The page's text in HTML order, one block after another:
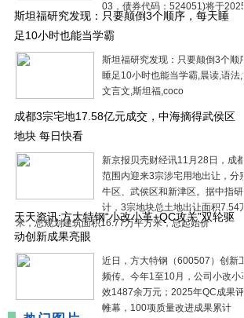
03，债券代码：524051)将于2025
斯坦福研究发现：只要颠倒3个顺序，每天睡
足10小时也能当学霸
斯坦福研究发现：只要颠倒3个顺
睡足10小时也能当学霸,晨读,语法,
文言文,斯坦福,coco
成都3宗宅地17.58亿元成交，中海摘得武侯区
地块 每日快看
新京报贝壳财经讯11月28日，成都
范围内迎来3宗涉宅用地出让，分
牛区、武侯区和新津区。据中指研
计，3宗地块总土地出让面积7.54
米，总规划建筑面积16.77万平方米，总起始价
天天资讯:方大特钢“小改小革+QC攻关”双轮驱
动创新成果亮眼
近日，方大特钢（600507）创新
频传。今年1至10月，公司小改小
效1487余万元；2025年QC成果评
帷幕，100项质量改进成果累计